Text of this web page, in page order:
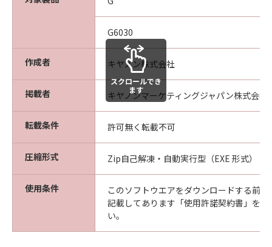
G6030
作成者 キヤノン株式会社
掲載者 キヤノンマーケティングジャパン株式会社
転載条件 許可無く転載不可
圧縮形式 Zip自己解凍・自動実行型（EXE 形式）
使用条件
このソフトウエアをダウンロードする前
記載してあります「使用許諾契約書」を
い。
スクロールでき
ます